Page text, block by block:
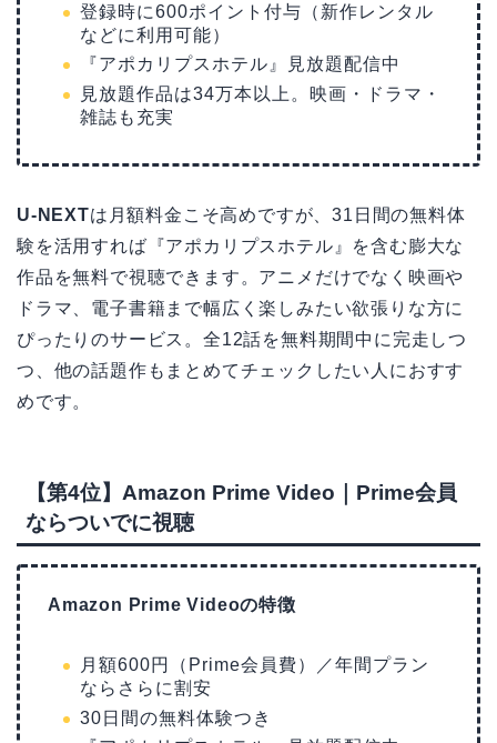
登録時に600ポイント付与（新作レンタル
などに利用可能）
『アポカリプスホテル』見放題配信中
見放題作品は34万本以上。映画・ドラマ・
雑誌も充実
U-NEXTは月額料金こそ高めですが、31日間の無料体
験を活用すれば『アポカリプスホテル』を含む膨大な
作品を無料で視聴できます。アニメだけでなく映画や
ドラマ、電子書籍まで幅広く楽しみたい欲張りな方に
ぴったりのサービス。全12話を無料期間中に完走しつ
つ、他の話題作もまとめてチェックしたい人におすす
めです。
【第4位】Amazon Prime Video｜Prime会員
ならついでに視聴
Amazon Prime Videoの特徴
月額600円（Prime会員費）／年間プラン
ならさらに割安
30日間の無料体験つき